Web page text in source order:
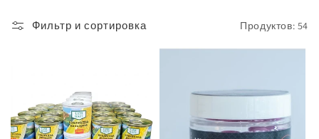
я
Фильтр и сортировка Продуктов: 54